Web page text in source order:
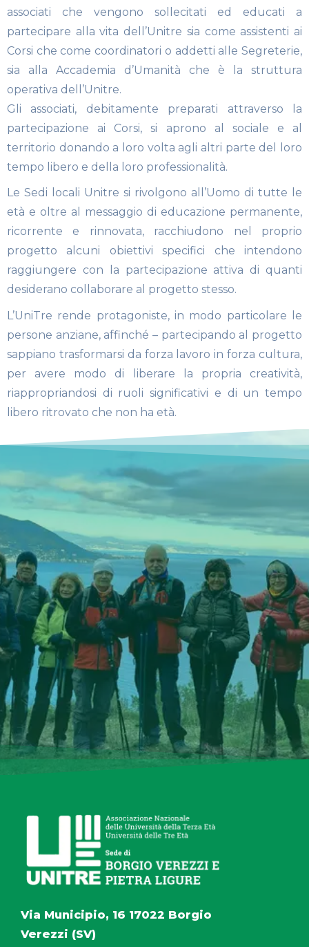
associati che vengono sollecitati ed educati a
partecipare alla vita dell’Unitre sia come assistenti ai
Corsi che come coordinatori o addetti alle Segreterie,
sia alla Accademia d’Umanità che è la struttura
operativa dell’Unitre.
Gli associati, debitamente preparati attraverso la
partecipazione ai Corsi, si aprono al sociale e al
territorio donando a loro volta agli altri parte del loro
tempo libero e della loro professionalità.
Le Sedi locali Unitre si rivolgono all’Uomo di tutte le
età e oltre al messaggio di educazione permanente,
ricorrente e rinnovata, racchiudono nel proprio
progetto alcuni obiettivi specifici che intendono
raggiungere con la partecipazione attiva di quanti
desiderano collaborare al progetto stesso.
L’UniTre rende protagoniste, in modo particolare le
persone anziane, affinché – partecipando al progetto
sappiano trasformarsi da forza lavoro in forza cultura,
per avere modo di liberare la propria creatività,
riappropriandosi di ruoli significativi e di un tempo
libero ritrovato che non ha età.
Via Municipio, 16 17022 Borgio
Verezzi (SV)